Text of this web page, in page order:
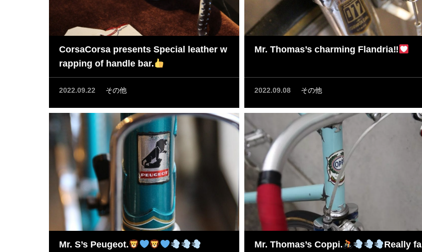
CorsaCorsa presents Special leather w
rapping of handle bar.
2022.09.22 その他
Mr. Thomas’s charming Flandria‼
2022.09.08 その他
Mr. S’s Peugeot. Mr. Thomas’s Coppi.
Really fa